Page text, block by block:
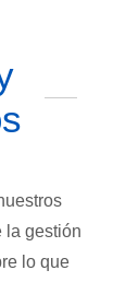
la gestión
lo que